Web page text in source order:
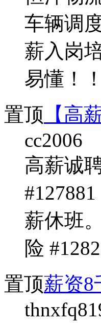
车辆调
薪入岗
易懂！
置顶 【高
cc2006
高薪诚
薪休班
险
置顶薪资8